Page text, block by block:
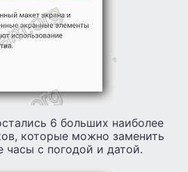
6 больших наиболее
которые можно заменить
часы с погодой и датой.